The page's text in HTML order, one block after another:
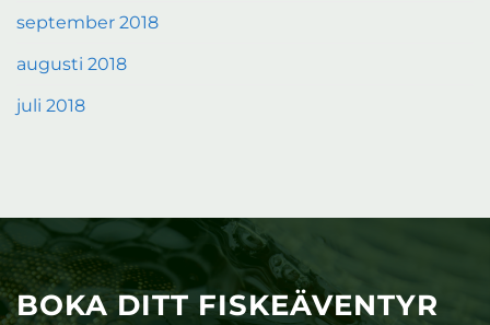
september 2018
augusti 2018
juli 2018
BOKA DITT FISKEÄVENTYR